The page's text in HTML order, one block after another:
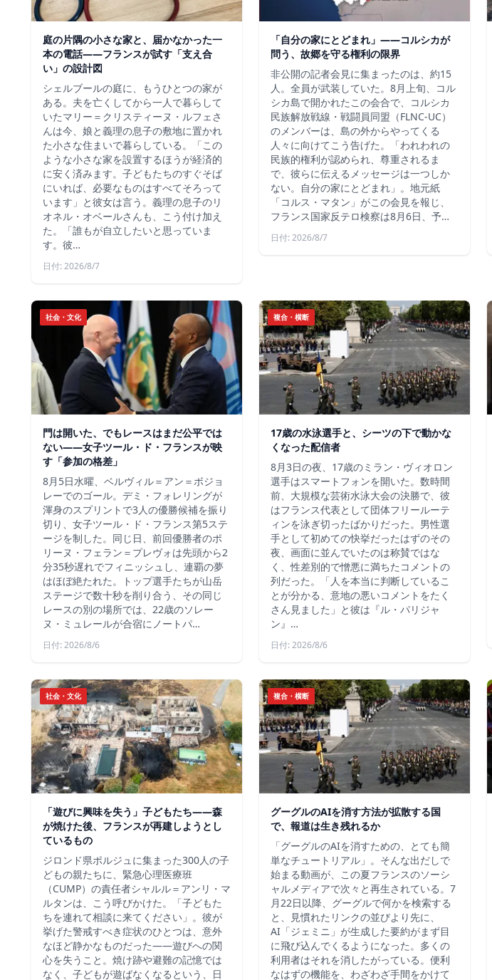
庭の片隅の小さな家と、届かなかった一
本の電話——フランスが試す「支え合
い」の設計図
シェルブールの庭に、もうひとつの家が
ある。夫を亡くしてから一人で暮らして
いたマリー＝クリスティーヌ・ルフェさ
んは今、娘と義理の息子の敷地に置かれ
た小さな住まいで暮らしている。「この
ような小さな家を設置するほうが経済的
に安く済みます。子どもたちのすぐそば
にいれば、必要なものはすべてそろって
います」と彼女は言う。義理の息子のリ
オネル・オベールさんも、こう付け加え
た。「誰もが自立したいと思っていま
す。彼…
日付: 2026/8/7
「自分の家にとどまれ」——コルシカが
問う、故郷を守る権利の限界
非公開の記者会見に集まったのは、約15
人。全員が武装していた。8月上旬、コル
シカ島で開かれたこの会合で、コルシカ
民族解放戦線・戦闘員同盟（FLNC-UC）
のメンバーは、島の外からやってくる
人々に向けてこう告げた。「われわれの
民族的権利が認められ、尊重されるま
で、彼らに伝えるメッセージは一つしか
ない。自分の家にとどまれ」。地元紙
「コルス・マタン」がこの会見を報じ、
フランス国家反テロ検察は8月6日、予…
日付: 2026/8/7
社会・文化
門は開いた、でもレースはまだ公平では
ない――女子ツール・ド・フランスが映
す「参加の格差」
8月5日水曜、ベルヴィル＝アン＝ボジョ
レーでのゴール。デミ・フォレリングが
渾身のスプリントで3人の優勝候補を振り
切り、女子ツール・ド・フランス第5ステ
ージを制した。同じ日、前回優勝者のポ
リーヌ・フェラン＝プレヴォは先頭から2
分35秒遅れでフィニッシュし、連覇の夢
はほぼ絶たれた。トップ選手たちが山岳
ステージで数十秒を削り合う、その同じ
レースの別の場所では、22歳のソレー
ヌ・ミュレールが合宿にノートパ…
日付: 2026/8/6
複合・横断
17歳の水泳選手と、シーツの下で動かな
くなった配信者
8月3日の夜、17歳のミラン・ヴィオロン
選手はスマートフォンを開いた。数時間
前、大規模な芸術水泳大会の決勝で、彼
はフランス代表として団体フリールーテ
ィンを泳ぎ切ったばかりだった。男性選
手として初めての快挙だったはずのその
夜、画面に並んでいたのは称賛ではな
く、性差別的で憎悪に満ちたコメントの
列だった。「人を本当に判断しているこ
とが分かる、意地の悪いコメントをたく
さん見ました」と彼は『ル・パリジャ
ン』…
日付: 2026/8/6
社会・文化
「遊びに興味を失う」子どもたち——森
が焼けた後、フランスが再建しようとし
ているもの
ジロンド県ポルジュに集まった300人の子
どもの親たちに、緊急心理医療班
（CUMP）の責任者シャルル＝アンリ・マ
ルタンは、こう呼びかけた。「子どもた
ちを連れて相談に来てください」。彼が
挙げた警戒すべき症状のひとつは、意外
なほど静かなものだった――遊びへの関
心を失うこと。焼け跡や避難の記憶では
なく、子どもが遊ばなくなるという、日
複合・横断
グーグルのAIを消す方法が拡散する国
で、報道は生き残れるか
「グーグルのAIを消すための、とても簡
単なチュートリアル」。そんな出だしで
始まる動画が、この夏フランスのソーシ
ャルメディアで次々と再生されている。7
月22日以降、グーグルで何かを検索する
と、見慣れたリンクの並びより先に、
AI「ジェミニ」が生成した要約がまず目
に飛び込んでくるようになった。多くの
利用者はそれを消したがっている。便利
なはずの機能を、わざわざ手間をかけて